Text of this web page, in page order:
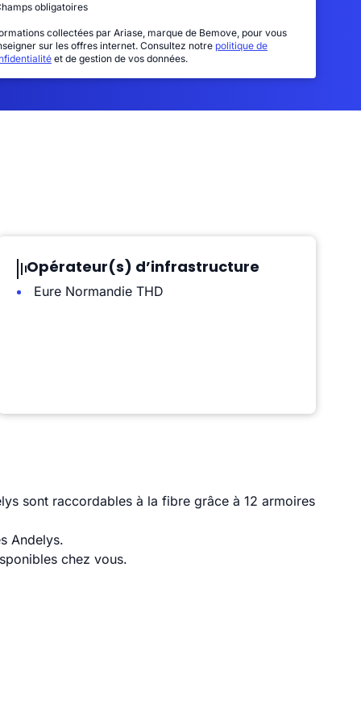
obligatoires
collectées par Ariase, marque de Bemove, pour vous
sur les offres internet. Consultez notre politique de
et de gestion de vos données.
Opérateur(s) d’infrastructure
Eure Normandie THD
sont raccordables à la fibre grâce à 12 armoires
Andelys.
chez vous.